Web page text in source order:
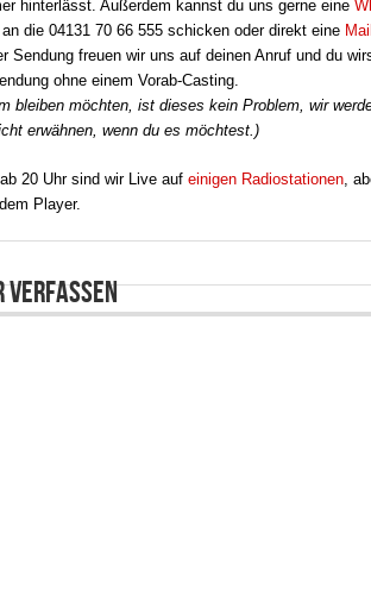
hinterlässt. Außerdem kannst du uns gerne eine
die 04131 70 66 555 schicken oder direkt eine
Sendung freuen wir uns auf deinen Anruf und du
ohne einem Vorab-Casting.
bleiben möchten, ist dieses kein Problem, wir
erwähnen, wenn du es möchtest.)
20 Uhr sind wir Live auf einigen Radiostationen,
Player.
verfassen